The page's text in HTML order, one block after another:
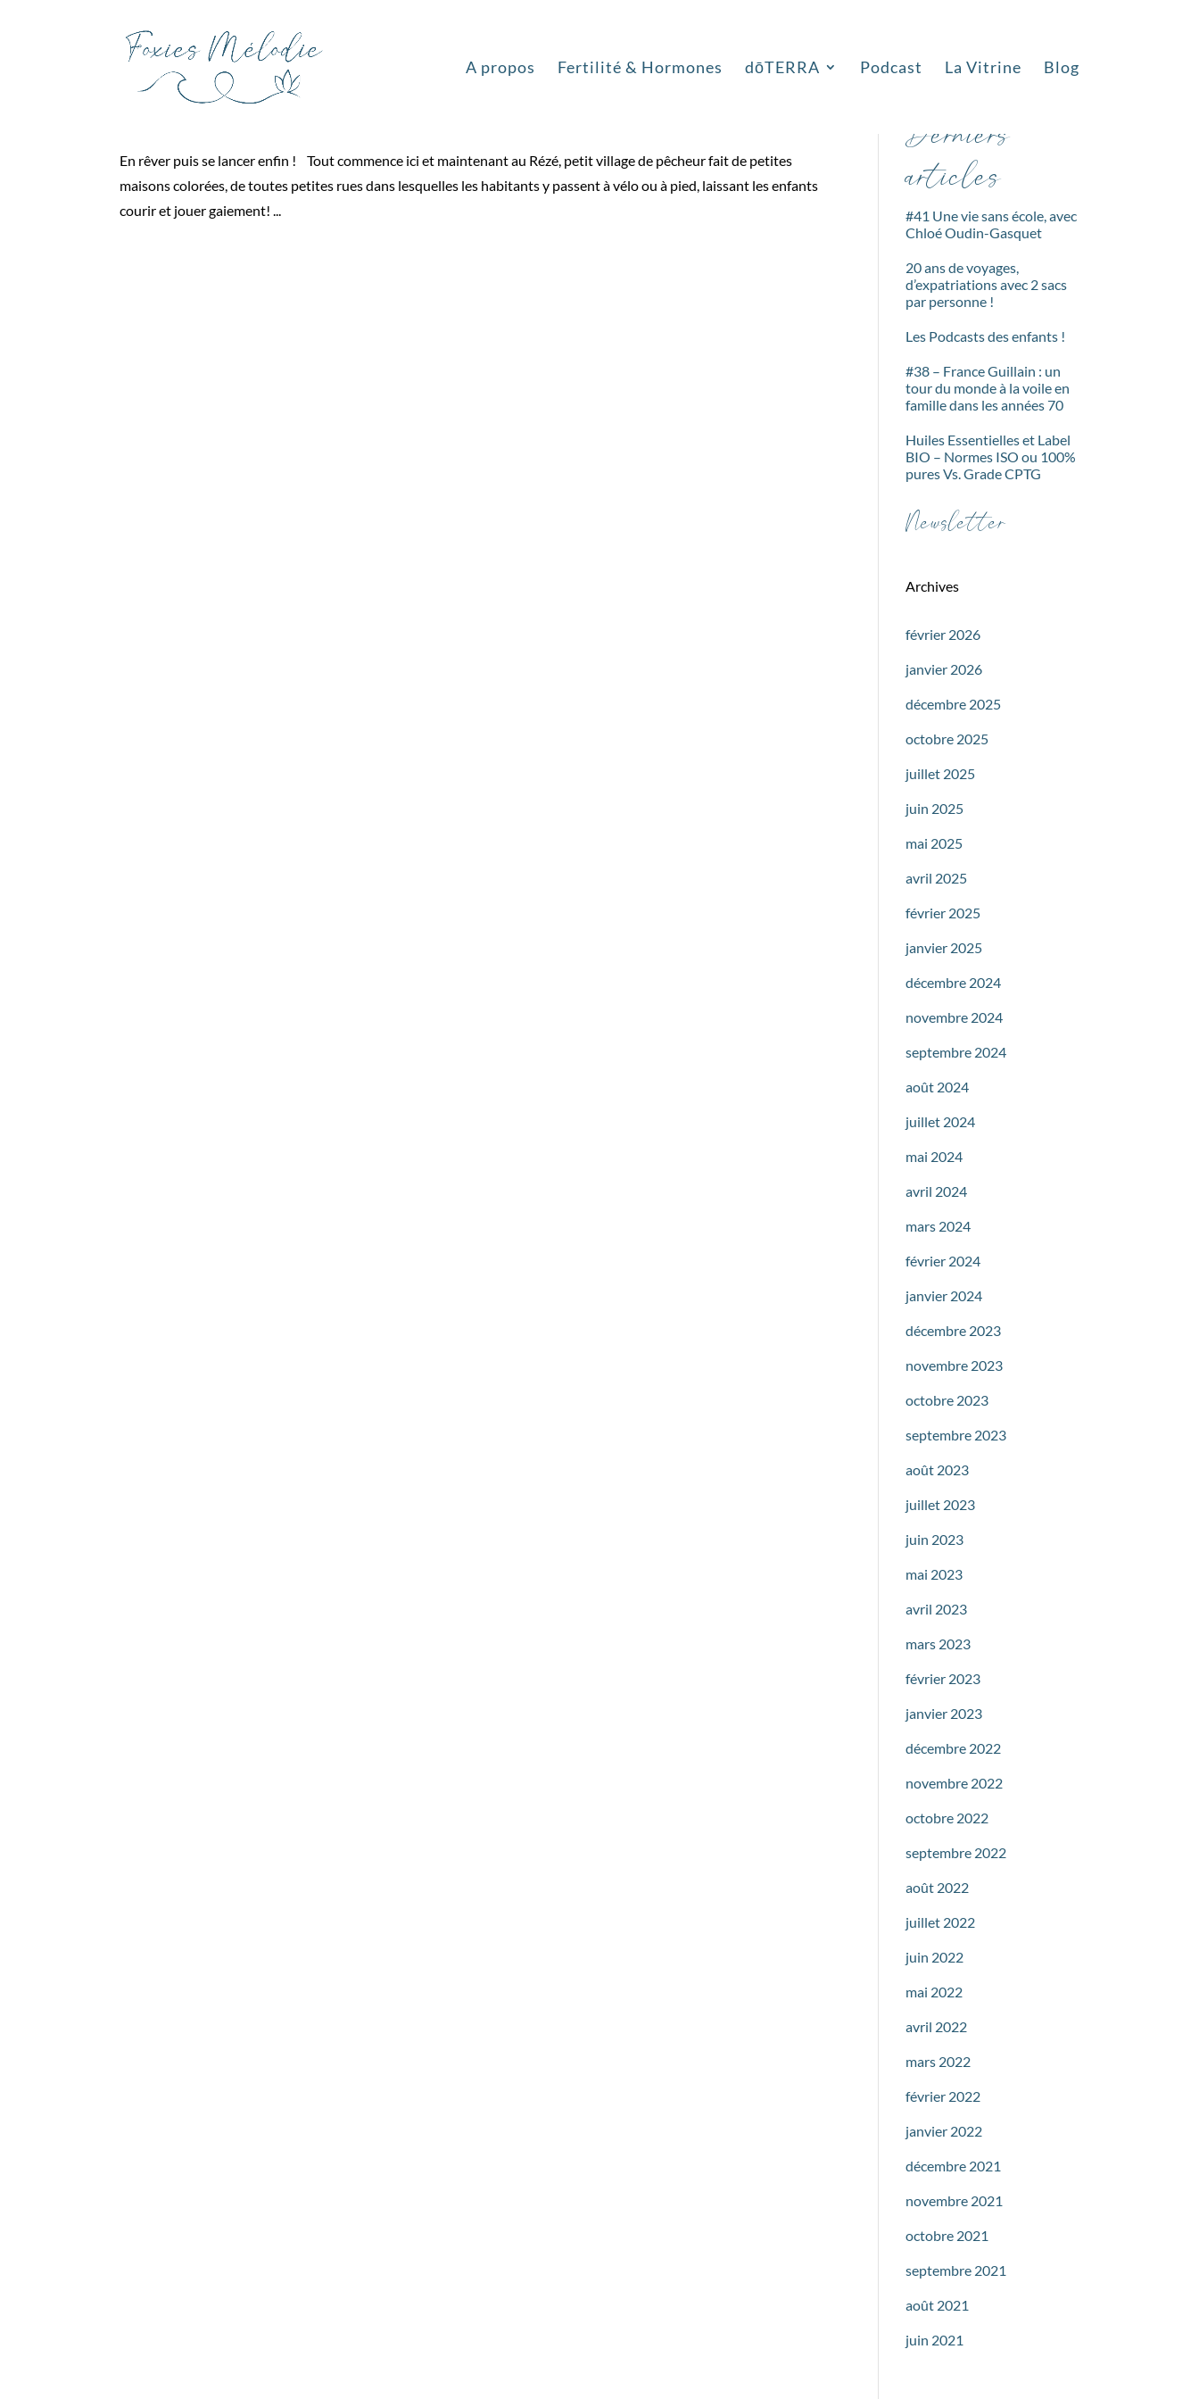
A propos Fertilité & Hormones dōTERRA Podcast La Vitrine Blog
Les premières formations techniques
En rêver puis se lancer enfin ! Tout commence ici et maintenant au Rézé, petit village de pêcheur fait de petites
maisons colorées, de toutes petites rues dans lesquelles les habitants y passent à vélo ou à pied, laissant les enfants
courir et jouer gaiement! ...
Rechercher
Derniers
articles
#41 Une vie sans école, avec
Chloé Oudin-Gasquet
20 ans de voyages,
d’expatriations avec 2 sacs
par personne !
Les Podcasts des enfants !
#38 – France Guillain : un
tour du monde à la voile en
famille dans les années 70
Huiles Essentielles et Label
BIO – Normes ISO ou 100%
pures Vs. Grade CPTG
Newsletter
Archives
février 2026
janvier 2026
décembre 2025
octobre 2025
juillet 2025
juin 2025
mai 2025
avril 2025
février 2025
janvier 2025
décembre 2024
novembre 2024
septembre 2024
août 2024
juillet 2024
mai 2024
avril 2024
mars 2024
février 2024
janvier 2024
décembre 2023
novembre 2023
octobre 2023
septembre 2023
août 2023
juillet 2023
juin 2023
mai 2023
avril 2023
mars 2023
février 2023
janvier 2023
décembre 2022
novembre 2022
octobre 2022
septembre 2022
août 2022
juillet 2022
juin 2022
mai 2022
avril 2022
mars 2022
février 2022
janvier 2022
décembre 2021
novembre 2021
octobre 2021
septembre 2021
août 2021
juin 2021